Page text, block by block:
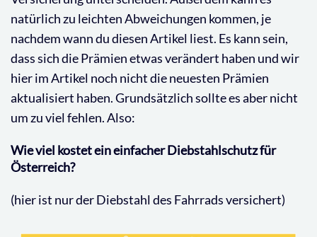
natürlich zu leichten Abweichungen kommen, je
nachdem wann du diesen Artikel liest. Es kann sein,
dass sich die Prämien etwas verändert haben und wir
hier im Artikel noch nicht die neuesten Prämien
aktualisiert haben. Grundsätzlich sollte es aber nicht
um zu viel fehlen. Also:
Wie viel kostet ein einfacher Diebstahlschutz für
Österreich?
(hier ist nur der Diebstahl des Fahrrads versichert)